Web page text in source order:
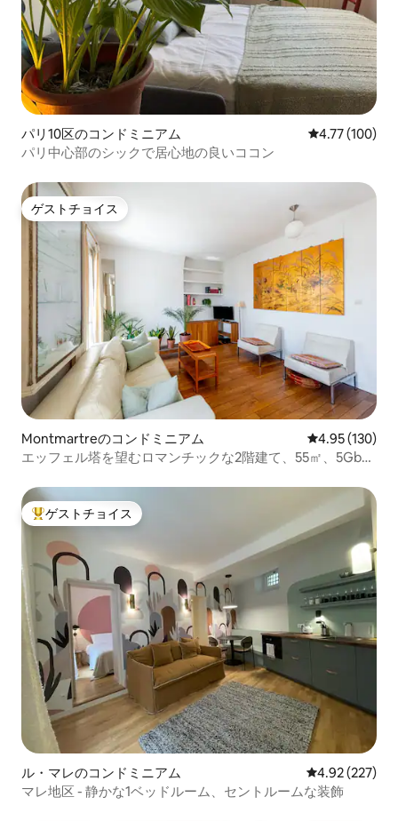
パリ10区のコンドミニアム レビュー100
4.77 (100)
パリ中心部のシックで居心地の良いココン
ゲストチョイス
ゲストチョイス
Montmartreのコンドミニアム レビュー130
4.95 (130)
エッフェル塔を望むロマンチックな2階建て、55㎡、5Gbps
大好評のゲストチョイスです。
ゲストチョイス
ル・マレのコンドミニアム レビュー227
4.92 (227)
マレ地区 - 静かな1ベッドルーム、セントルームな装飾